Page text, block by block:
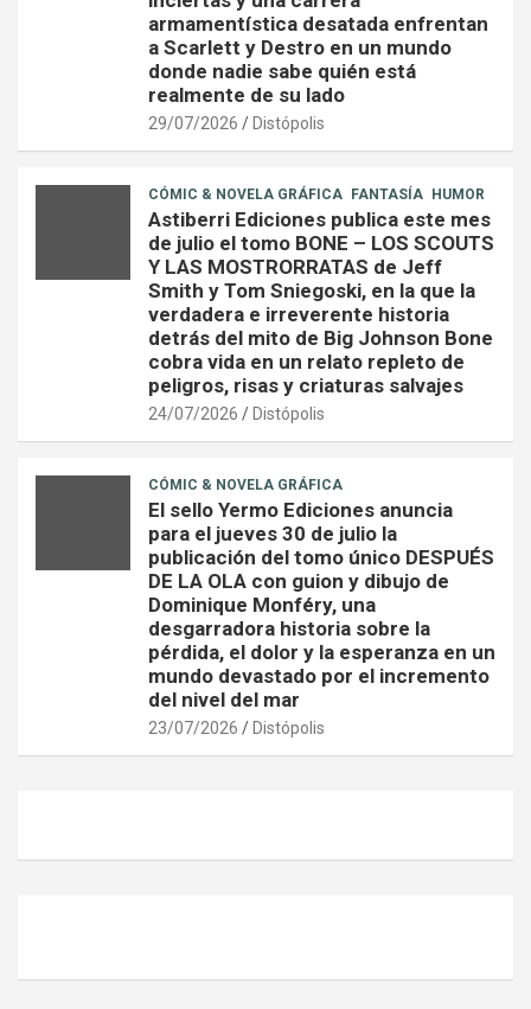
armamentística desatada enfrentan
a Scarlett y Destro en un mundo
donde nadie sabe quién está
realmente de su lado
29/07/2026 Distópolis
CÓMIC & NOVELA GRÁFICA FANTASÍA HUMOR
Astiberri Ediciones publica este mes
de julio el tomo BONE – LOS SCOUTS
Y LAS MOSTRORRATAS de Jeff
Smith y Tom Sniegoski, en la que la
verdadera e irreverente historia
detrás del mito de Big Johnson Bone
cobra vida en un relato repleto de
peligros, risas y criaturas salvajes
24/07/2026 Distópolis
CÓMIC & NOVELA GRÁFICA
El sello Yermo Ediciones anuncia
para el jueves 30 de julio la
publicación del tomo único DESPUÉS
DE LA OLA con guion y dibujo de
Dominique Monféry, una
desgarradora historia sobre la
pérdida, el dolor y la esperanza en un
mundo devastado por el incremento
del nivel del mar
23/07/2026 Distópolis